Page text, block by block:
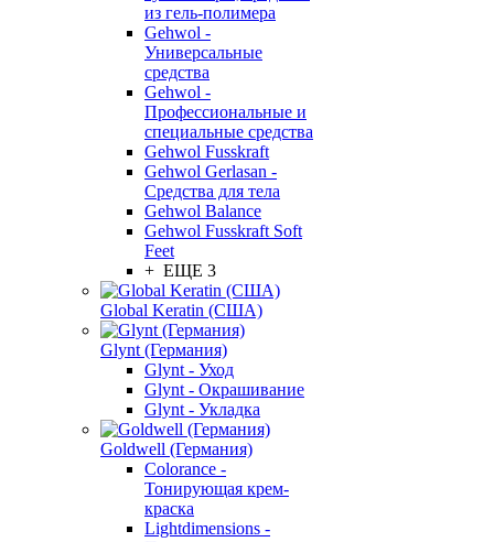
из гель-полимера
Gehwol -
Универсальные
средства
Gehwol -
Профессиональные и
специальные средства
Gehwol Fusskraft
Gehwol Gerlasan -
Средства для тела
Gehwol Balance
Gehwol Fusskraft Soft
Feet
+ ЕЩЕ 3
Global Keratin (США)
Glynt (Германия)
Glynt - Уход
Glynt - Окрашивание
Glynt - Укладка
Goldwell (Германия)
Colorance -
Тонирующая крем-
краска
Lightdimensions -